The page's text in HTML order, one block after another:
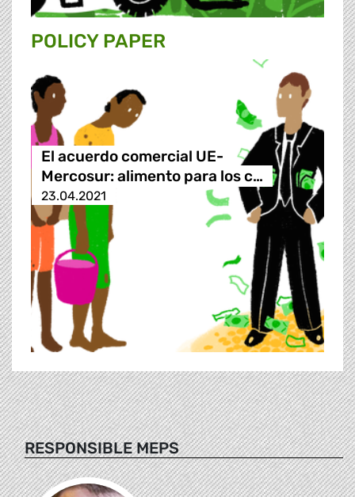
POLICY PAPER
El acuerdo comercial UE-
Mercosur: alimento para los c…
23.04.2021
RESPONSIBLE MEPS